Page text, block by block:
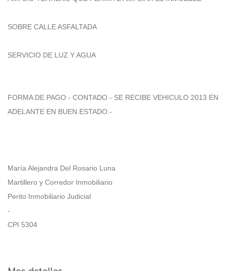
SOBRE CALLE ASFALTADA
SERVICIO DE LUZ Y AGUA
FORMA DE PAGO - CONTADO - SE RECIBE VEHICULO 2013 EN
ADELANTE EN BUEN ESTADO.-
María Alejandra Del Rosario Luna
Martillero y Corredor Inmobiliario
Perito Inmobiliario Judicial
-
CPI 5304